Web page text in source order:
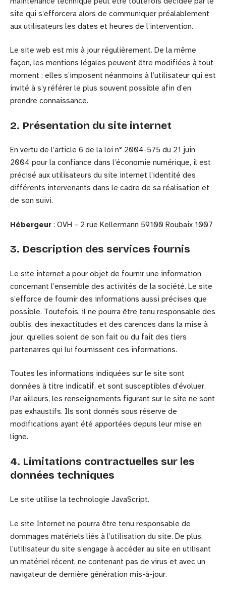
site qui s’efforcera alors de communiquer préalablement
aux utilisateurs les dates et heures de l’intervention.
Le site web est mis à jour régulièrement. De la même
façon, les mentions légales peuvent être modifiées à tout
moment : elles s’imposent néanmoins à l’utilisateur qui est
invité à s’y référer le plus souvent possible afin d’en
prendre connaissance.
2. Présentation du site internet
En vertu de l’article 6 de la loi n° 2004-575 du 21 juin
2004 pour la confiance dans l’économie numérique, il est
précisé aux utilisateurs du site internet l’identité des
différents intervenants dans le cadre de sa réalisation et
de son suivi.
Hébergeur : OVH – 2 rue Kellermann 59100 Roubaix 1007
3. Description des services fournis
Le site internet a pour objet de fournir une information
concernant l’ensemble des activités de la société. Le site
s’efforce de fournir des informations aussi précises que
possible. Toutefois, il ne pourra être tenu responsable des
oublis, des inexactitudes et des carences dans la mise à
jour, qu’elles soient de son fait ou du fait des tiers
partenaires qui lui fournissent ces informations.
Toutes les informations indiquées sur le site sont
données à titre indicatif, et sont susceptibles d’évoluer.
Par ailleurs, les renseignements figurant sur le site ne sont
pas exhaustifs. Ils sont donnés sous réserve de
modifications ayant été apportées depuis leur mise en
ligne.
4. Limitations contractuelles sur les
données techniques
Le site utilise la technologie JavaScript.
Le site Internet ne pourra être tenu responsable de
dommages matériels liés à l’utilisation du site. De plus,
l’utilisateur du site s’engage à accéder au site en utilisant
un matériel récent, ne contenant pas de virus et avec un
navigateur de dernière génération mis-à-jour.